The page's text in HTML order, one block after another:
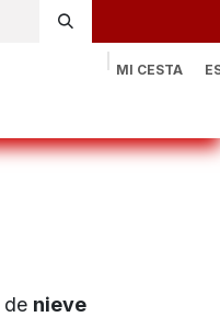
MI CESTA
de nieve